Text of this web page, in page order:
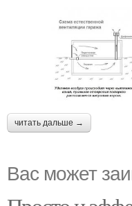
читать дальше →
Вас может